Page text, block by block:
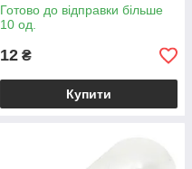
Готово до відправки більше
10 од.
12 ₴
Купити